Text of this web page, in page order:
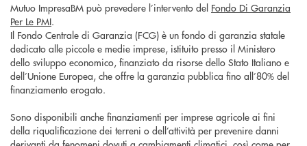
Mutuo ImpresaBM può prevedere l’intervento del Fondo Di Garanzia
Per Le PMI.
Il Fondo Centrale di Garanzia (FCG) è un fondo di garanzia statale
dedicato alle piccole e medie imprese, istituito presso il Ministero
dello sviluppo economico, finanziato da risorse dello Stato Italiano e
dell’Unione Europea, che offre la garanzia pubblica fino all’80% del
finanziamento erogato.
Sono disponibili anche finanziamenti per imprese agricole ai fini
della riqualificazione dei terreni o dell’attività per prevenire danni